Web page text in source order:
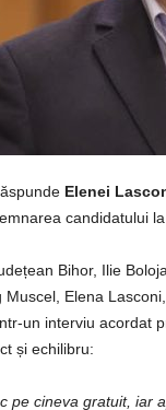
Elenei
candidatului
Bihor, Ilie
Elena
un interviu acordat
și echilibru:
pe cineva gratuit, iar